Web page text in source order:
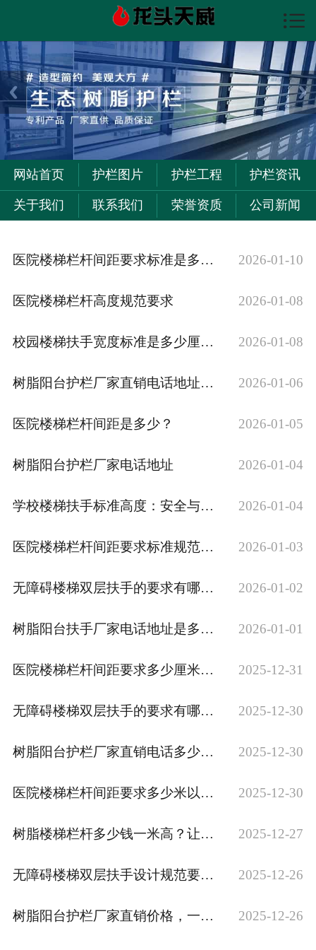

护栏图片
护栏资讯
护栏工程
关于我们
联系我们

网站首页 护栏图片 护栏工程 护栏资讯
关于我们 联系我们 荣誉资质 公司新闻
医院楼梯栏杆间距要求标准是多少？拨打我们电话获取专业解答！ 2026-01-10
医院楼梯栏杆高度规范要求 2026-01-08
校园楼梯扶手宽度标准是多少厘米？ 2026-01-08
树脂阳台护栏厂家直销电话地址及价格查询 2026-01-06
医院楼梯栏杆间距是多少？ 2026-01-05
树脂阳台护栏厂家电话地址 2026-01-04
学校楼梯扶手标准高度：安全与规范的双重考量 2026-01-04
医院楼梯栏杆间距要求标准规范是多少米？ 2026-01-03
无障碍楼梯双层扶手的要求有哪些规范标准？ 2026-01-02
树脂阳台扶手厂家电话地址是多少啊？ 2026-01-01
医院楼梯栏杆间距要求多少厘米左右？ 2025-12-31
无障碍楼梯双层扶手的要求有哪些规范？ 2025-12-30
树脂阳台护栏厂家直销电话多少？怎么找到？ 2025-12-30
医院楼梯栏杆间距要求多少米以下的安全？ 2025-12-30
树脂楼梯栏杆多少钱一米高？让专业人士为您解答！ 2025-12-27
无障碍楼梯双层扶手设计规范要求标准是？ 2025-12-26
树脂阳台护栏厂家直销价格，一米多少钱？咨询热线等你来电！ 2025-12-26